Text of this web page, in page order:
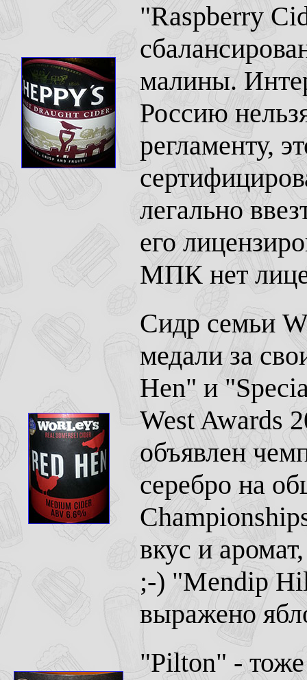
"Raspberry
малины.
Россию
регламенту,
легально
его
МПК нет
Сидр семьи
медали за
Hen" и
West Awards
объявлен
серебро на
вкус и
;-) "Mendip
выражено
"Pilton" - тоже